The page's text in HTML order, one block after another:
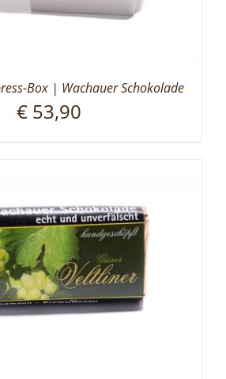
Box | Wachauer Schokolade
€ 53,90